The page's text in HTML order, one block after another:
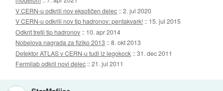
V CERN-u odkrili nov eksotičen delec ::2. jul 2020
V CERN-u odkrili nov tip hadronov: pentakvark! :: 15. jul 2015
Odkrit tretji tip hadronov :: 10. apr 2014
Nobelova nagrada za fiziko 2013 ::8. okt 2013
Detektor ATLAS v CERN-u tudi iz legokock ::31. dec 2011
Fermilab odkril novi delec ::21. jul 2011